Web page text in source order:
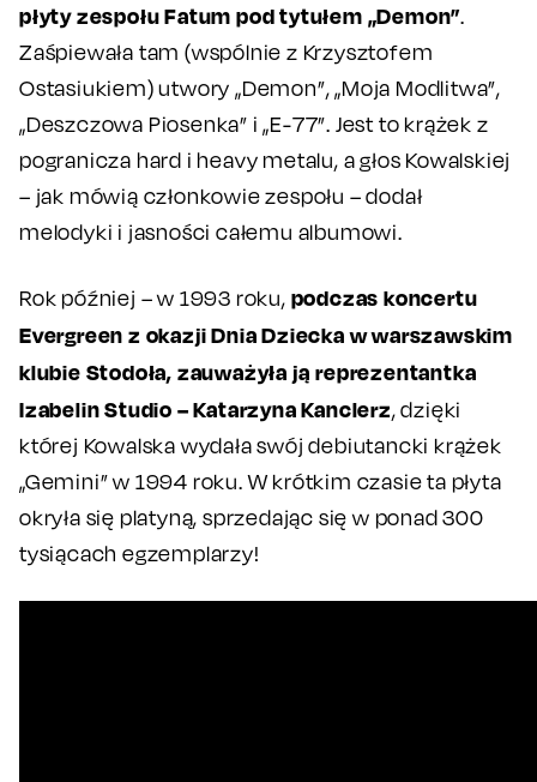
płyty zespołu Fatum pod tytułem „Demon”.
Zaśpiewała tam (wspólnie z Krzysztofem
Ostasiukiem) utwory „Demon”, „Moja Modlitwa”,
„Deszczowa Piosenka” i „E-77”. Jest to krążek z
pogranicza hard i heavy metalu, a głos Kowalskiej
– jak mówią członkowie zespołu – dodał
melodyki i jasności całemu albumowi.
Rok później – w 1993 roku, podczas koncertu
Evergreen z okazji Dnia Dziecka w warszawskim
klubie Stodoła, zauważyła ją reprezentantka
Izabelin Studio – Katarzyna Kanclerz, dzięki
której Kowalska wydała swój debiutancki krążek
„Gemini” w 1994 roku. W krótkim czasie ta płyta
okryła się platyną, sprzedając się w ponad 300
tysiącach egzemplarzy!